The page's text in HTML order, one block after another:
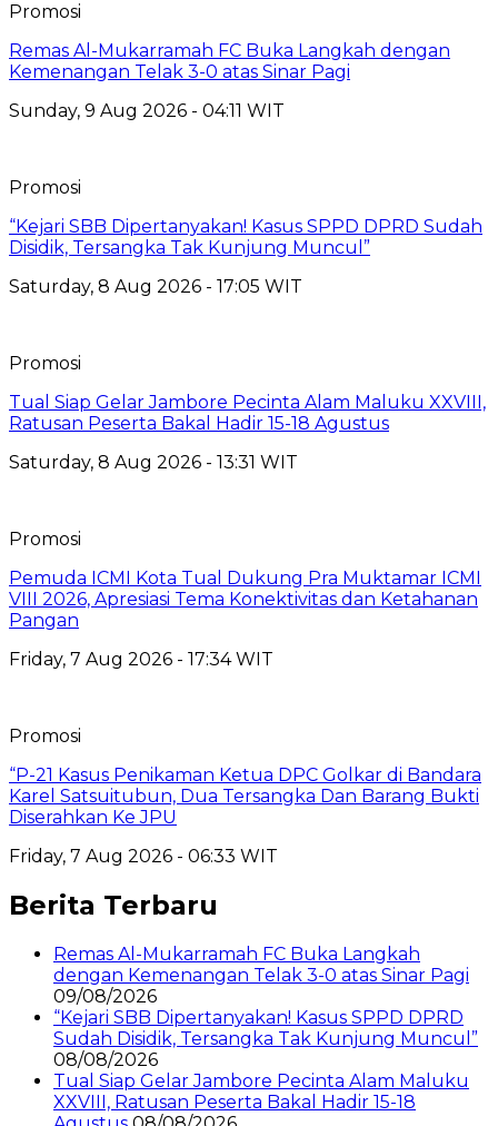
Promosi
Remas Al-Mukarramah FC Buka Langkah dengan
Kemenangan Telak 3-0 atas Sinar Pagi
Sunday, 9 Aug 2026 - 04:11 WIT
Promosi
“Kejari SBB Dipertanyakan! Kasus SPPD DPRD Sudah
Disidik, Tersangka Tak Kunjung Muncul”
Saturday, 8 Aug 2026 - 17:05 WIT
Promosi
Tual Siap Gelar Jambore Pecinta Alam Maluku XXVIII,
Ratusan Peserta Bakal Hadir 15-18 Agustus
Saturday, 8 Aug 2026 - 13:31 WIT
Promosi
Pemuda ICMI Kota Tual Dukung Pra Muktamar ICMI
VIII 2026, Apresiasi Tema Konektivitas dan Ketahanan
Pangan
Friday, 7 Aug 2026 - 17:34 WIT
Promosi
“P-21 Kasus Penikaman Ketua DPC Golkar di Bandara
Karel Satsuitubun, Dua Tersangka Dan Barang Bukti
Diserahkan Ke JPU
Friday, 7 Aug 2026 - 06:33 WIT
Berita Terbaru
Remas Al-Mukarramah FC Buka Langkah
dengan Kemenangan Telak 3-0 atas Sinar Pagi
09/08/2026
“Kejari SBB Dipertanyakan! Kasus SPPD DPRD
Sudah Disidik, Tersangka Tak Kunjung Muncul”
08/08/2026
Tual Siap Gelar Jambore Pecinta Alam Maluku
XXVIII, Ratusan Peserta Bakal Hadir 15-18